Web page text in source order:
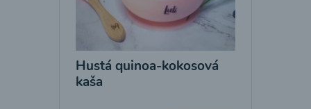
Hustá quinoa-kokosová
kaša